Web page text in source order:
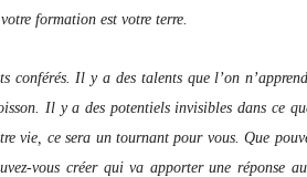
formation est votre terre.
conférés. Il y a des talents que l’on
Il y a des potentiels invisibles dans ce
vie, ce sera un tournant pour vous. Que
vous créer qui va apporter une réponse